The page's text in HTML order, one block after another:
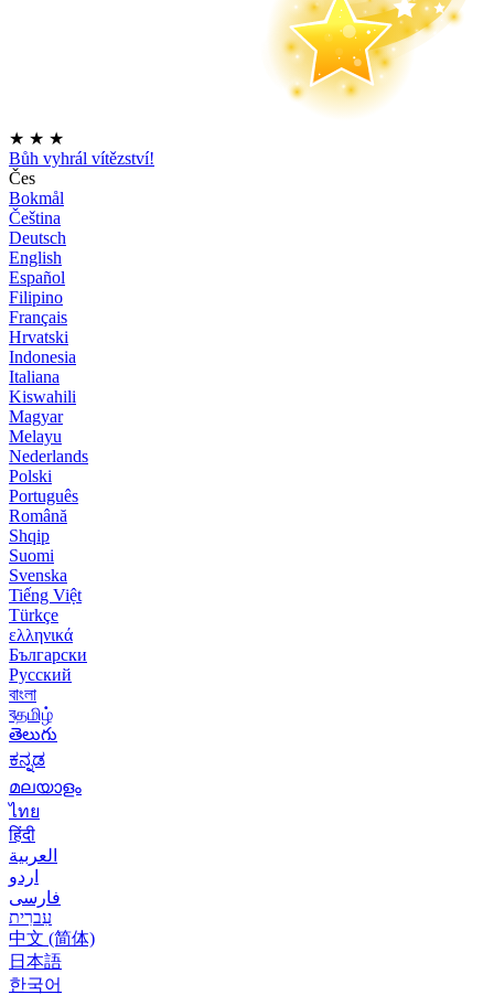
★ ★ ★
Bůh vyhrál vítězství!
Čes
Bokmål
Čeština
Deutsch
English
Español
Filipino
Français
Hrvatski
Indonesia
Italiana
Kiswahili
Magyar
Melayu
Nederlands
Polski
Português
Română
Shqip
Suomi
Svenska
Tiếng Việt
Türkçe
ελληνικά
Български
Русский
বাংলা
বதமிழ்
తెలుగు
ಕನ್ನಡ
മലയാളം
ไทย
हिंदी
العربية
اردو
فارسی
עִברִית
中文 (简体)
日本語
한국어